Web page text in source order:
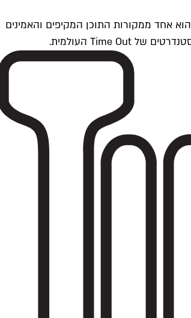
Time Outתל אביב הוא חלק מרשת Time Out Global — רשת מדיה בינלאומית הפועלת ב-360 ערים מרכזיות וב-60 מדינות ברחבי העולם. Time Out הוא אחד ממקורות התוכן המקיפים והאמינים